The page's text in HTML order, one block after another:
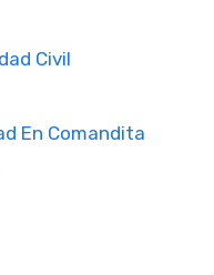
Civil
En Comandita